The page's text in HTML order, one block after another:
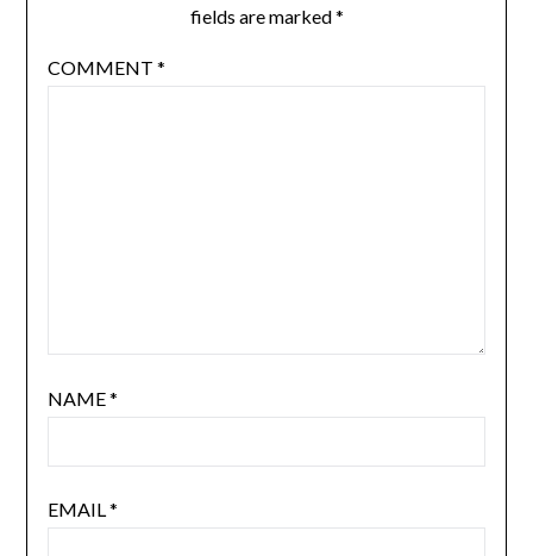
fields are marked*
COMMENT *
NAME*
EMAIL*